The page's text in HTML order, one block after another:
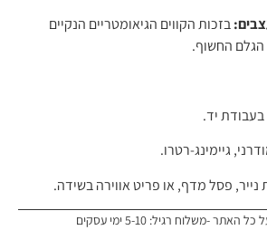
בזכות הקווים הגיאומטריים הנקיים
הגלם החשוף.
בעבודת יד.
גיימינג-רטרו.
פסל מדף, או פריט אווירה בשידה.
-משלוח רגיל: 5-10 ימי עסקים